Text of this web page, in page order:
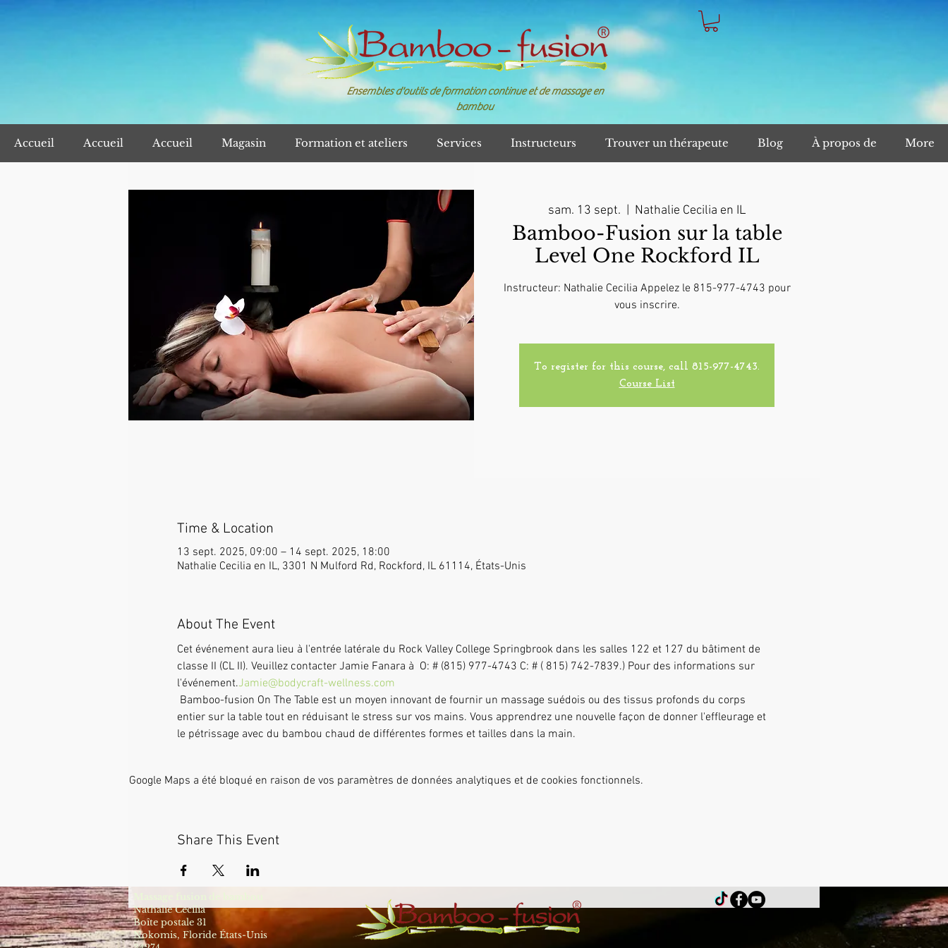
Ensembles d'outils de formation continue et de massage en
bambou
Accueil Accueil Accueil Magasin Formation et ateliers Services Instructeurs Trouver un thérapeute Blog À propos de More
sam. 13 sept. Nathalie Cecilia en IL
Bamboo-Fusion sur la table
Level One Rockford IL
Instructeur: Nathalie Cecilia Appelez le 815-977-4743 pour
vous inscrire.
To register for this course, call 815-977-4743.
Course List
Time & Location
13 sept. 2025, 09:00 – 14 sept. 2025, 18:00
Nathalie Cecilia en IL, 3301 N Mulford Rd, Rockford, IL 61114, États-Unis
About The Event
Cet événement aura lieu à l'entrée latérale du Rock Valley College Springbrook dans les salles 122 et 127 du bâtiment de
classe II (CL II). Veuillez contacter Jamie Fanara à O: # (815) 977-4743 C: # ( 815) 742-7839.) Pour des informations sur
l'événement.Jamie@bodycraft-wellness.com
entier sur la table tout en réduisant le stress sur vos mains. Vous apprendrez une nouvelle façon de donner l'effleurage et
le pétrissage avec du bambou chaud de différentes formes et tailles dans la main.
Google Maps a été bloqué en raison de vos paramètres de données analytiques et de cookies fonctionnels.
Share This Event
Nathalie Cecilia
Boîte postale 31
Nokomis, Floride États-Unis